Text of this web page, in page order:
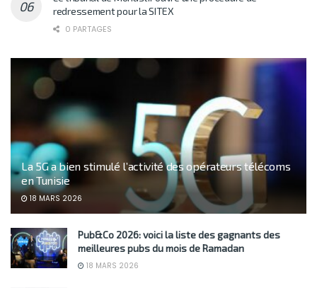
redressement pour la SITEX
0 PARTAGES
La 5G a bien stimulé l’activité des opérateurs télécoms
en Tunisie
18 MARS 2026
Pub&Co 2026: voici la liste des gagnants des
meilleures pubs du mois de Ramadan
18 MARS 2026